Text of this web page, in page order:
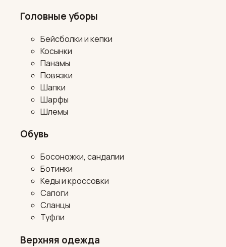
Головные уборы
Бейсболки и кепки
Косынки
Панамы
Повязки
Шапки
Шарфы
Шлемы
Обувь
Босоножки, сандалии
Ботинки
Кеды и кроссовки
Сапоги
Сланцы
Туфли
Верхняя одежда